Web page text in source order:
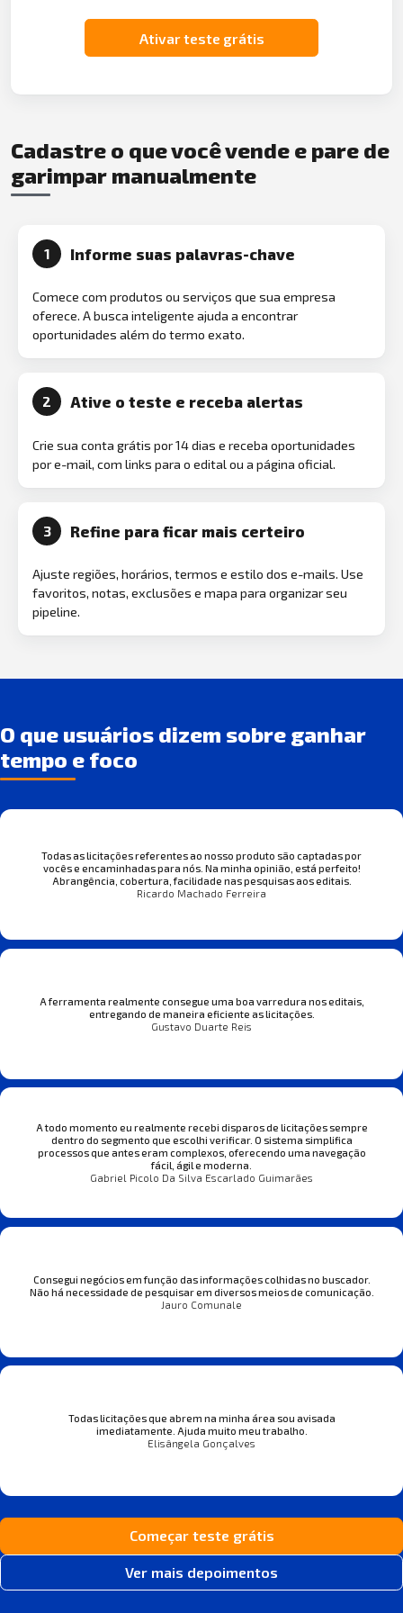
Ativar teste grátis
Cadastre o que você vende e pare de
garimpar manualmente
1 Informe suas palavras-chave
Comece com produtos ou serviços que sua empresa
oferece. A busca inteligente ajuda a encontrar
oportunidades além do termo exato.
2 Ative o teste e receba alertas
Crie sua conta grátis por 14 dias e receba oportunidades
por e-mail, com links para o edital ou a página oficial.
3 Refine para ficar mais certeiro
Ajuste regiões, horários, termos e estilo dos e-mails. Use
favoritos, notas, exclusões e mapa para organizar seu
pipeline.
O que usuários dizem sobre ganhar
tempo e foco
Todas as licitações referentes ao nosso produto são captadas por
vocês e encaminhadas para nós. Na minha opinião, está perfeito!
Abrangência, cobertura, facilidade nas pesquisas aos editais.
Ricardo Machado Ferreira
A ferramenta realmente consegue uma boa varredura nos editais,
entregando de maneira eficiente as licitações.
Gustavo Duarte Reis
A todo momento eu realmente recebi disparos de licitações sempre
dentro do segmento que escolhi verificar. O sistema simplifica
processos que antes eram complexos, oferecendo uma navegação
fácil, ágil e moderna.
Gabriel Picolo Da Silva Escarlado Guimarães
Consegui negócios em função das informações colhidas no buscador.
Não há necessidade de pesquisar em diversos meios de comunicação.
Jauro Comunale
Todas licitações que abrem na minha área sou avisada
imediatamente. Ajuda muito meu trabalho.
Elisângela Gonçalves
Começar teste grátis
Ver mais depoimentos